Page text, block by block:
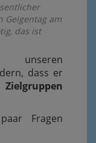
Geigentag am
das ist
dass er
Fragen